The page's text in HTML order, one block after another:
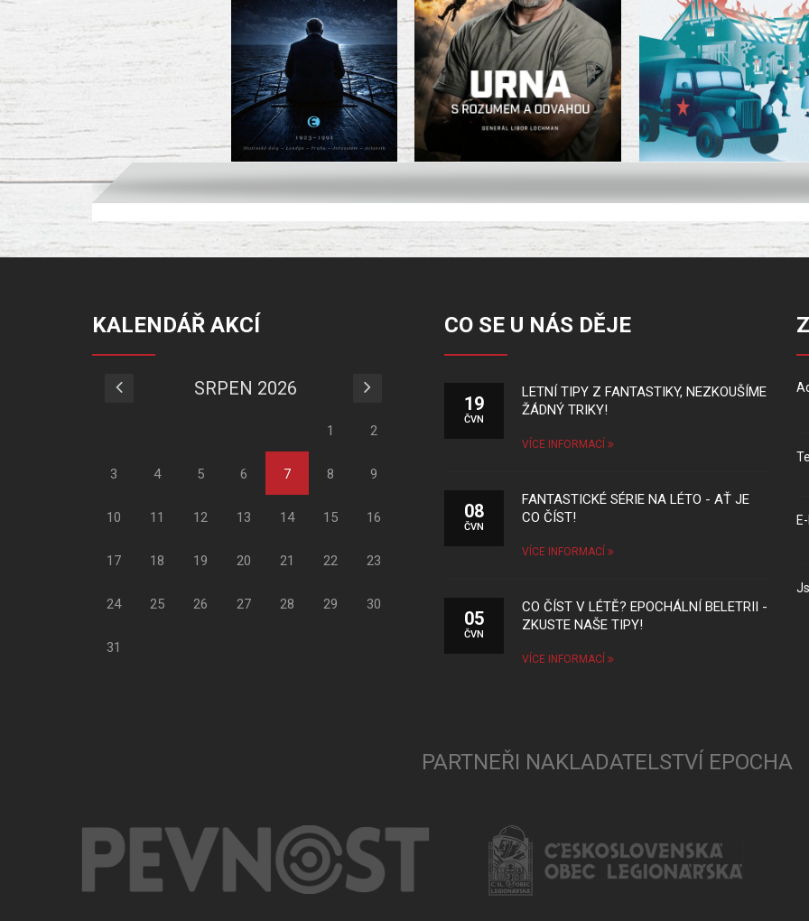
KALENDÁŘ AKCÍ
SRPEN 2026
1 2
3 4 5 6 7 8 9
10 11 12 13 14 15 16
17 18 19 20 21 22 23
24 25 26 27 28 29 30
31
CO SE U NÁS DĚJE
19
ČVN
LETNÍ TIPY Z FANTASTIKY, NEZKOUŠÍME
ŽÁDNÝ TRIKY!
VÍCE INFORMACÍ
08
ČVN
FANTASTICKÉ SÉRIE NA LÉTO - AŤ JE
CO ČÍST!
VÍCE INFORMACÍ
05
ČVN
CO ČÍST V LÉTĚ? EPOCHÁLNÍ BELETRII -
ZKUSTE NAŠE TIPY!
VÍCE INFORMACÍ
PARTNEŘI NAKLADATELSTVÍ EPOCHA